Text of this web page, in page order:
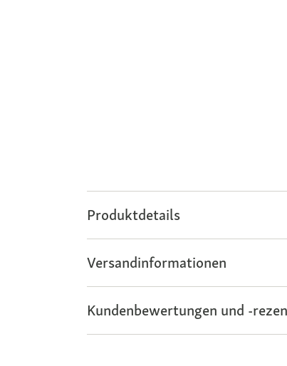
Produktdetails
Versandinformationen
Kundenbewertungen und -